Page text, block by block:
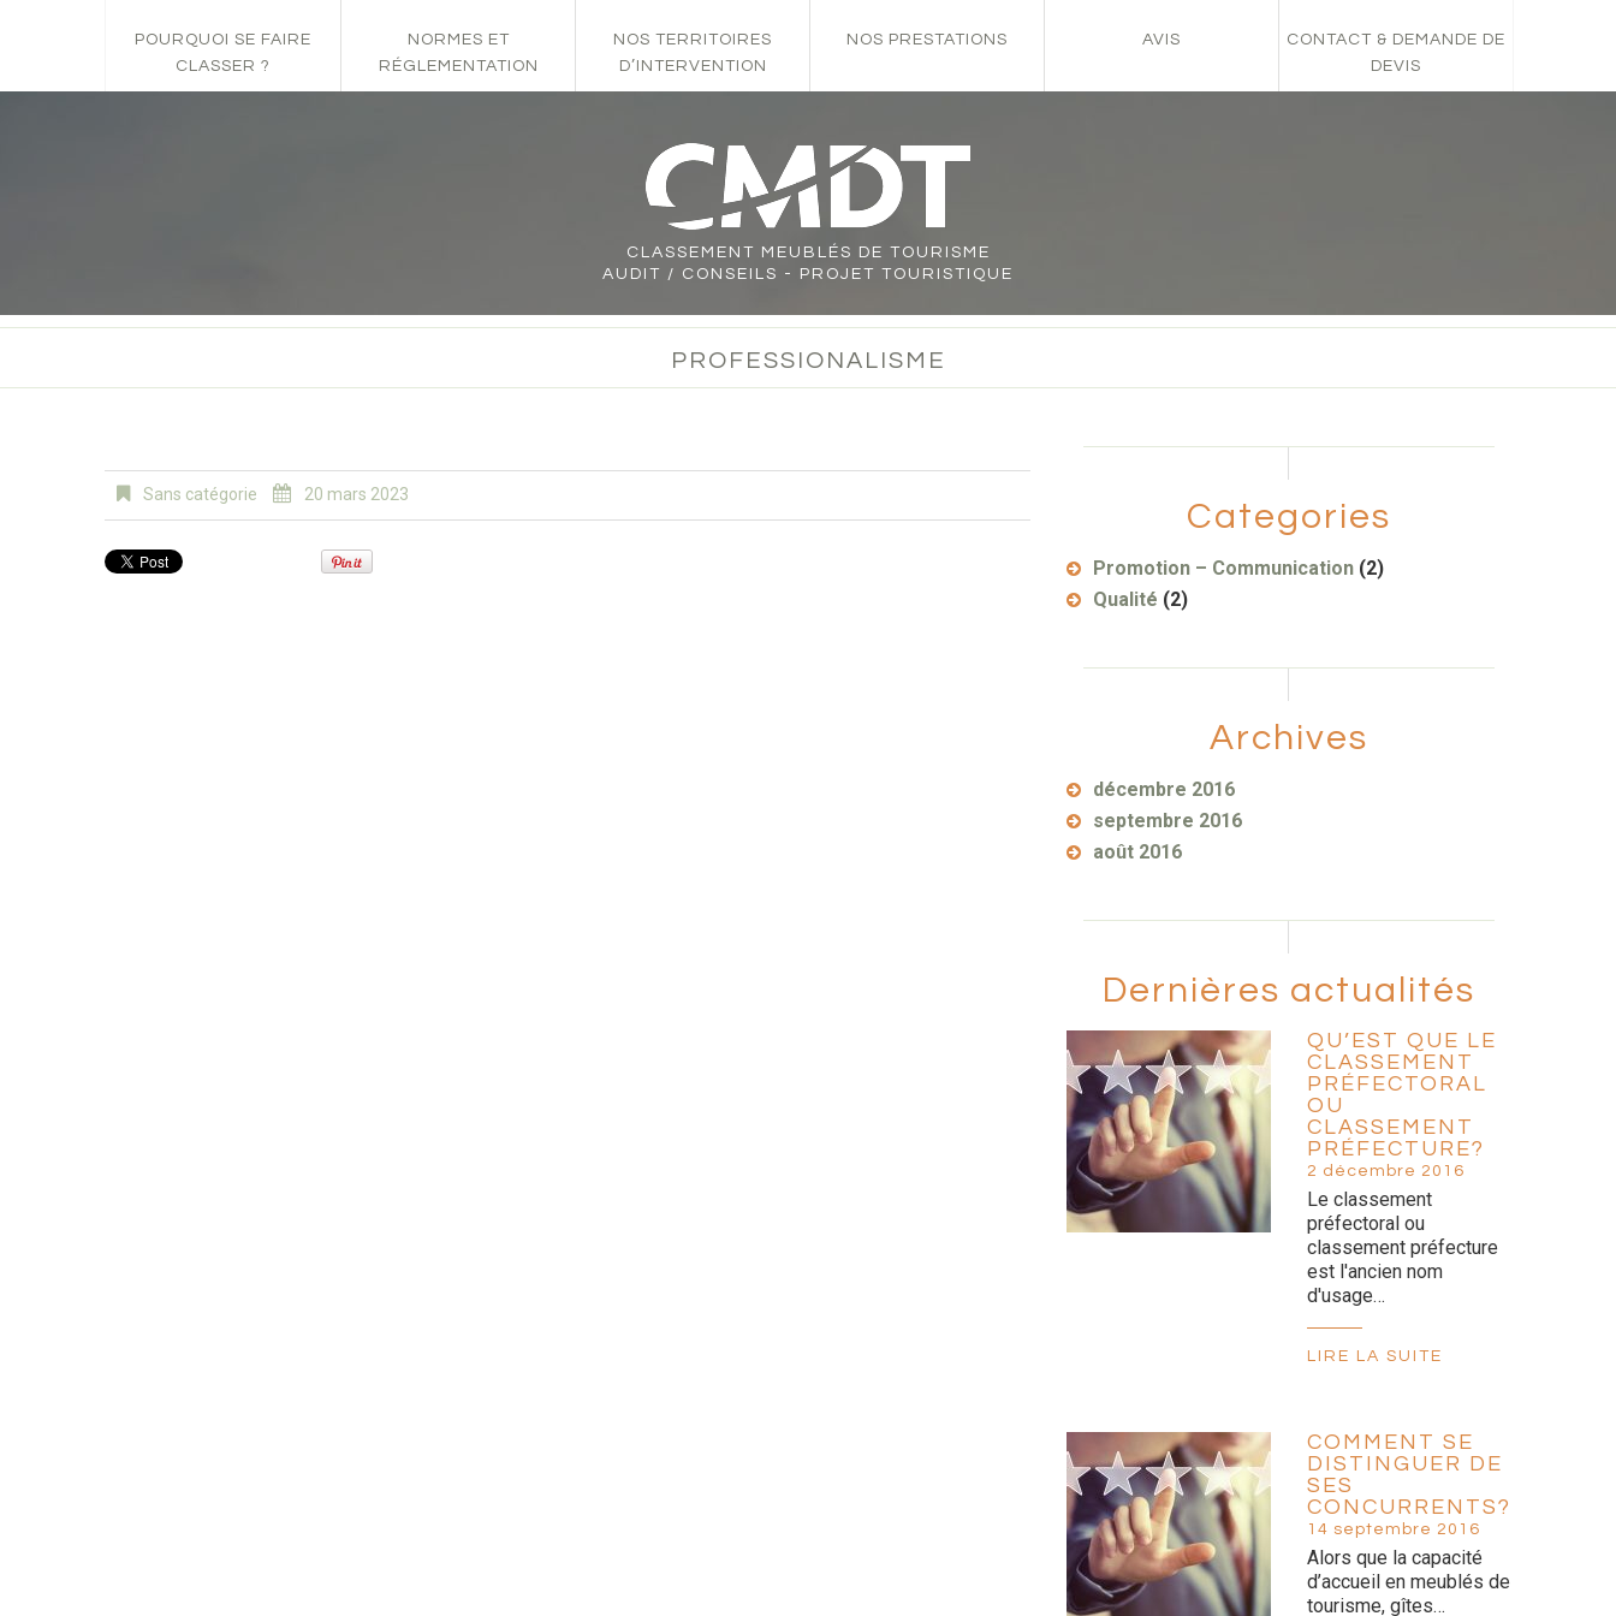
POURQUOI SE FAIRE
CLASSER ?
NORMES ET
RÉGLEMENTATION
NOS TERRITOIRES
D’INTERVENTION
NOS PRESTATIONS AVIS
CONTACT & DEMANDE DE
DEVIS
CLASSEMENT
MEUBLÉS DE TOURISME
AUDIT / CONSEILS - PROJET TOURISTIQUE
PROFESSIONALISME
Sans catégorie 20 mars 2023
Categories
Promotion – Communication (2)
Qualité (2)
Archives
décembre 2016
septembre 2016
août 2016
Dernières actualités
QU’EST QUE LE
CLASSEMENT
PRÉFECTORAL
OU
CLASSEMENT
PRÉFECTURE?
2 décembre 2016
Le classement
préfectoral ou
classement préfecture
est l'ancien nom
d'usage…
LIRE LA SUITE
COMMENT SE
DISTINGUER DE
SES
CONCURRENTS?
14 septembre 2016
Alors que la capacité
d’accueil en meublés de
tourisme, gîtes…